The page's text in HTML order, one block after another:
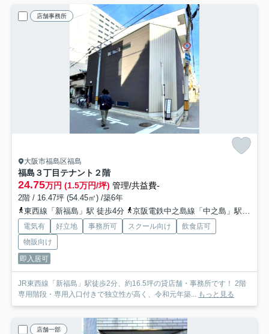
店舗事務所
大阪市福島区福島
福島３丁目テナント ２階
24.75万円 (1.5万円/坪) 管理/共益費-
2階 / 16.47坪 (54.45㎡) /築6年
東西線「新福島」駅 徒歩4分
京阪電鉄中之島線「中之島」駅 徒歩10分
電気有 好立地 事務所可 スクール向け
飲食店可
物販向け
即入居可
JR東西線「新福島」駅徒歩2分、約16.5坪の貸店舗・事務所です！ 2階
専用階段・専用入口付きで独立性が高く、令和元年築... もっと見る
店舗一部